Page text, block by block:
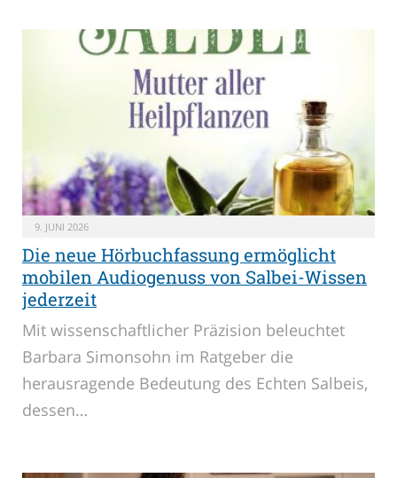
9. JUNI 2026
Die neue Hörbuchfassung ermöglicht
mobilen Audiogenuss von Salbei-Wissen
jederzeit
Mit wissenschaftlicher Präzision beleuchtet
Barbara Simonsohn im Ratgeber die
herausragende Bedeutung des Echten Salbeis,
dessen…